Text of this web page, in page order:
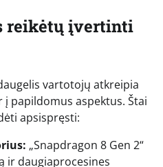
reikėtų įvertinti
vartotojų atkreipia
į papildomus aspektus. Štai
apsispręsti:
„Snapdragon 8 Gen 2“
ir daugiaprocesines